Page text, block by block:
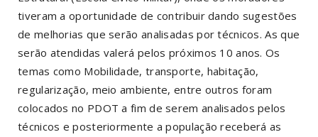
tiveram a oportunidade de contribuir dando sugestões
de melhorias que serão analisadas por técnicos. As que
serão atendidas valerá pelos próximos 10 anos. Os
temas como Mobilidade, transporte, habitação,
regularização, meio ambiente, entre outros foram
colocados no PDOT a fim de serem analisados pelos
técnicos e posteriormente a população receberá as